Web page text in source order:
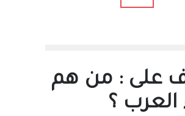
على : من هم
العرب ؟